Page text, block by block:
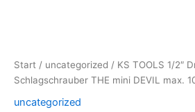
Start / uncategorized / KS TOOLS 1/2″
Schlagschrauber THE mini DEVIL max.
uncategorized